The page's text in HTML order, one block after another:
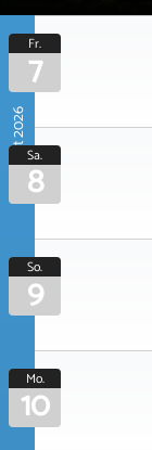
August 2026
Fr.
7
Sa.
8
So.
9
Mo.
10